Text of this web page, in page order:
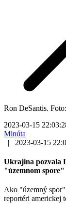
Ron DeSantis.
2023-03-15
Minúta
|
2023-03-15
Ukrajina pozvala
"územnom spore"
Ako "územný
reportéri americkej